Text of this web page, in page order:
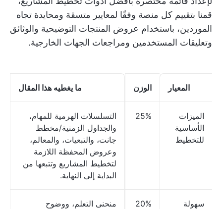
قمنا بتقييم كل منصة وفقًا لمعايير متسقة ومحايدة تجاه
الموردين، باستخدام عروض المنتجات التوضيحية والوثائق
وتعليقات المستخدمين ومراجعات الجهات الخارجية.
المعيار الوزن ما يغطيه هذا المقال
الميزات
الأساسية
للتخطيط
25%
التسلسلات الهرمية للمهام،
والجداول الزمنية/مخطط
جانت، والتبعيات، والمعالم،
وعروض المحفظة اللازمة
لتخطيط المشاريع وتتبعها من
البداية إلى النهاية.
سهولة
20%
منحنى التعلم، ووضوح